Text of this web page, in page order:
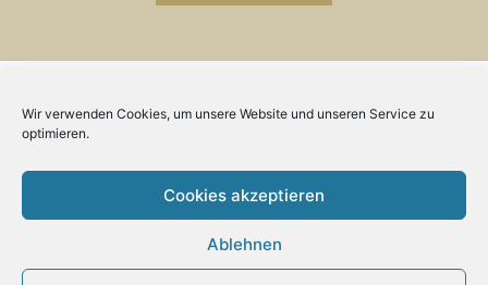
Wir verwenden Cookies, um unsere Website und unseren Service zu
optimieren.
Cookies akzeptieren
Ablehnen
INFORMATION
Impressum
Zahlung und Versand